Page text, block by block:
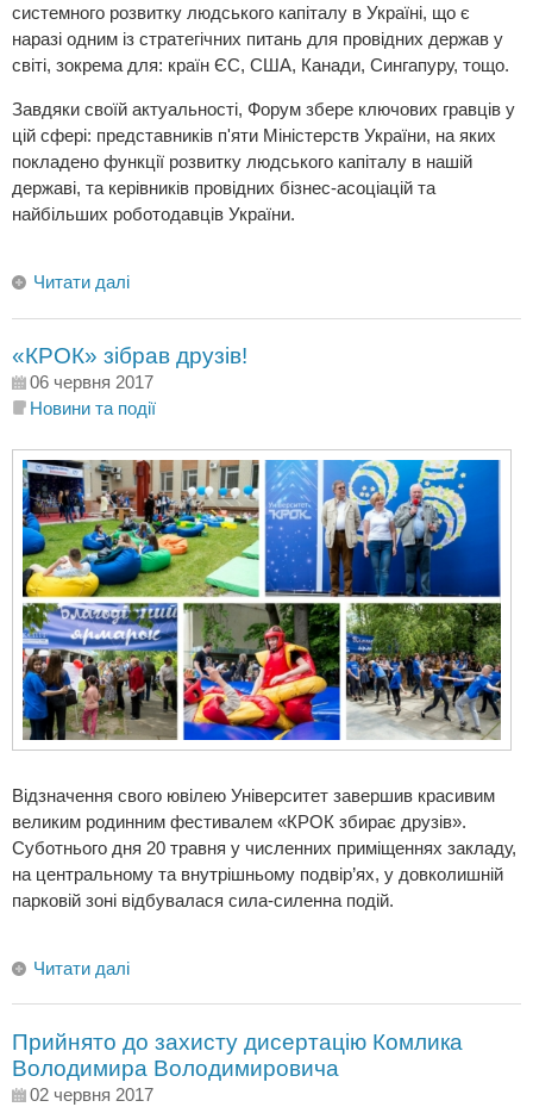
системного розвитку людського капіталу в Україні, що є
наразі одним із стратегічних питань для провідних держав у
світі, зокрема для: країн ЄС, США, Канади, Сингапуру, тощо.
Завдяки своїй актуальності, Форум збере ключових гравців у
цій сфері: представників п'яти Міністерств України, на яких
покладено функції розвитку людського капіталу в нашій
державі, та керівників провідних бізнес-асоціацій та
найбільших роботодавців України.
Читати далі
«КРОК» зібрав друзів!
06 червня 2017
Новини та події
Відзначення свого ювілею Університет завершив красивим
великим родинним фестивалем «КРОК збирає друзів».
Суботнього дня 20 травня у численних приміщеннях закладу,
на центральному та внутрішньому подвір’ях, у довколишній
парковій зоні відбувалася сила-силенна подій.
Читати далі
Прийнято до захисту дисертацію Комлика
Володимира Володимировича
02 червня 2017